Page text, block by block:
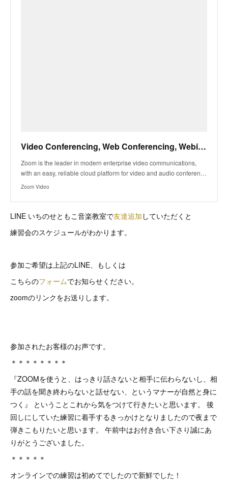
Video Conferencing, Web Conferencing, Webinars, Screen Sharing
Zoom is the leader in modern enterprise video communications,
with an easy, reliable cloud platform for video and audio conferen…
Zoom Video
LINE いちのせともこ音楽教室で友達追加 していただくと
練習会のスケジュールがわかります。
参加ご希望は上記のLINE、もしくは
こちらのフォームでお知らせください。
zoomのリンクをお送りします。
参加されたお客様のお声です。
＊＊＊＊＊＊＊＊
『ZOOMを使うと、はっきり話さないと相手に伝わらないし、相
手の話を聞き終わらないと話せない、というマナーが自然と身に
つく』 ということこれから気をつけて行きたいと思います。 後
回しにしていた練習に着手するきっかけとなりましたので夜まで
弾きこもりたいと思います。 午前中はお付き合い下さり誠にあ
りがとうございました。
＊＊＊＊＊
オンラインでの練習は初めてでしたので新鮮でした！